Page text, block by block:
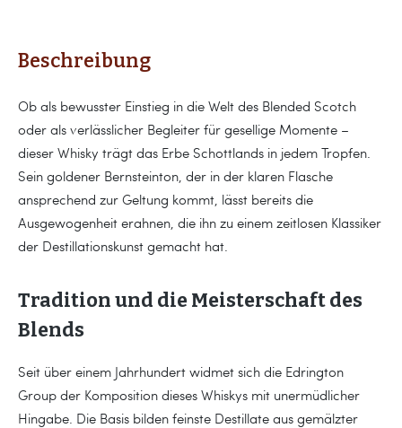
Beschreibung
Ob als bewusster Einstieg in die Welt des Blended Scotch
oder als verlässlicher Begleiter für gesellige Momente –
dieser Whisky trägt das Erbe Schottlands in jedem Tropfen.
Sein goldener Bernsteinton, der in der klaren Flasche
ansprechend zur Geltung kommt, lässt bereits die
Ausgewogenheit erahnen, die ihn zu einem zeitlosen Klassiker
der Destillationskunst gemacht hat.
Tradition und die Meisterschaft des
Blends
Seit über einem Jahrhundert widmet sich die Edrington
Group der Komposition dieses Whiskys mit unermüdlicher
Hingabe. Die Basis bilden feinste Destillate aus gemälzter